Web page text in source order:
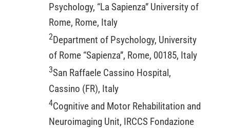
Psychology, “La Sapienza” University of
Rome, Rome, Italy
2Department of Psychology, University
of Rome “Sapienza”, Rome, 00185, Italy
3San Raffaele Cassino Hospital,
Cassino (FR), Italy
4Cognitive and Motor Rehabilitation and
Neuroimaging Unit, IRCCS Fondazione